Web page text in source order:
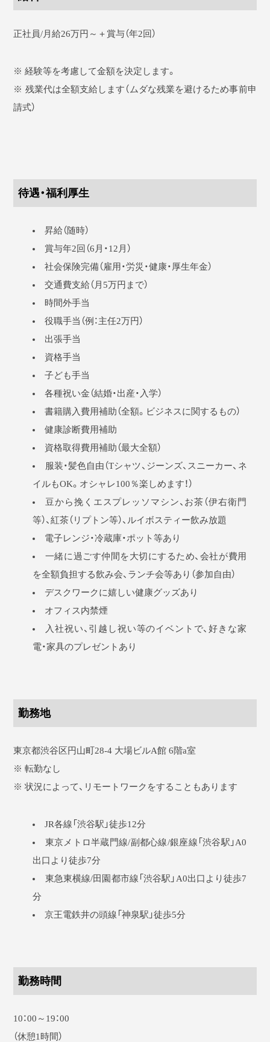
正社員/月給26万円～＋賞与（年2回）
※ 経験等を考慮して金額を決定します。
※ 残業代は全額支給します（ムダな残業を避けるため事前申
請式）
待遇・福利厚生
昇給（随時）
賞与年2回（6月・12月）
社会保険完備（雇用・労災・健康・厚生年金）
交通費支給（月5万円まで）
時間外手当
役職手当（例：主任2万円）
出張手当
資格手当
子ども手当
各種祝い金（結婚・出産・入学）
書籍購入費用補助（全額。ビジネスに関するもの）
健康診断費用補助
資格取得費用補助（最大全額）
服装・髪色自由（Tシャツ、ジーンズ、スニーカー、ネ
イルもOK。オシャレ100％楽しめます！）
豆から挽くエスプレッソマシン、お茶（伊右衛門
等）、紅茶（リプトン等）、ルイボスティー飲み放題
電子レンジ・冷蔵庫・ポット等あり
一緒に過ごす仲間を大切にするため、会社が費用
を全額負担する飲み会、ランチ会等あり（参加自由）
デスクワークに嬉しい健康グッズあり
オフィス内禁煙
入社祝い、引越し祝い等のイベントで、好きな家
電・家具のプレゼントあり
勤務地
東京都渋谷区円山町28-4 大場ビルA館 6階a室
※ 転勤なし
※ 状況によって、リモートワークをすることもあります
JR各線「渋谷駅」徒歩12分
東京メトロ半蔵門線/副都心線/銀座線「渋谷駅」A0
出口より徒歩7分
東急東横線/田園都市線「渋谷駅」A0出口より徒歩7
分
京王電鉄井の頭線「神泉駅」徒歩5分
勤務時間
10：00～19：00
（休憩1時間）